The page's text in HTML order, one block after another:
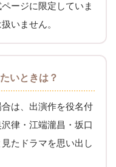
ージに限定していま
いません。
いときは？
は、出演作を役名付
律・江端瀧昌・坂口
たドラマを思い出し